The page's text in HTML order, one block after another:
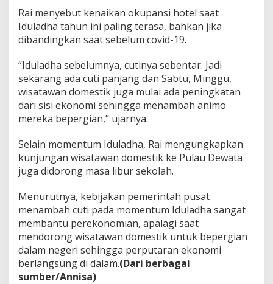
Rai menyebut kenaikan okupansi hotel saat
Iduladha tahun ini paling terasa, bahkan jika
dibandingkan saat sebelum covid-19.
“Iduladha sebelumnya, cutinya sebentar. Jadi
sekarang ada cuti panjang dan Sabtu, Minggu,
wisatawan domestik juga mulai ada peningkatan
dari sisi ekonomi sehingga menambah animo
mereka bepergian,” ujarnya.
Selain momentum Iduladha, Rai mengungkapkan
kunjungan wisatawan domestik ke Pulau Dewata
juga didorong masa libur sekolah.
Menurutnya, kebijakan pemerintah pusat
menambah cuti pada momentum Iduladha sangat
membantu perekonomian, apalagi saat
mendorong wisatawan domestik untuk bepergian
dalam negeri sehingga perputaran ekonomi
berlangsung di dalam.(Dari berbagai
sumber/Annisa)